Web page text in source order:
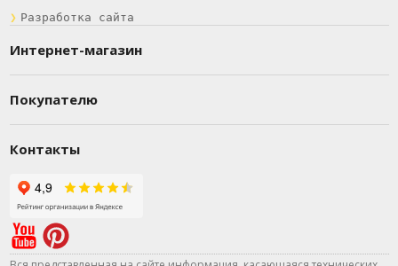
❯ Разработка сайта
Интернет-магазин
Покупателю
Контакты